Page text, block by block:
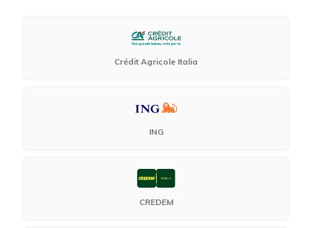
Crédit Agricole Italia
ING
CREDEM